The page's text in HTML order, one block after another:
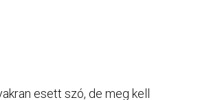
esett szó, de meg kell